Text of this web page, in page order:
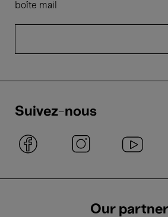
boîte mail
Suivez-nous
Our